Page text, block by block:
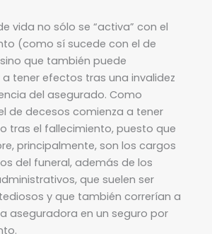
vida no sólo se “activa” con el
(como sí sucede con el de
que también puede
tener efectos tras una invalidez
del asegurado. Como
de decesos comienza a tener
tras el fallecimiento, puesto que
principalmente, son los cargos
del funeral, además de los
que suelen ser
y que también correrían a
aseguradora en un seguro por